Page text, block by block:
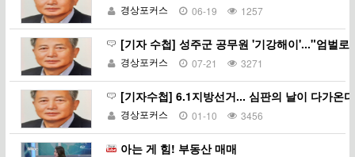
경상포커스 06-19 1257
[기자 수첩] 성주군 공무원 '기강해이'..."엄벌로
경상포커스 07-21 3271
[기자수첩] 6.1지방선거... 심판의 날이 다가온
경상포커스 01-10 3456
아는 게 힘! 부동산 매매